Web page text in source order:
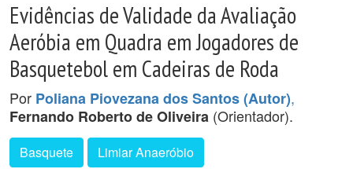
Evidências de Validade da Avaliação
Aeróbia em Quadra em Jogadores de
Basquetebol em Cadeiras de Roda
Por Poliana Piovezana dos Santos (Autor),
Fernando Roberto de Oliveira (Orientador).
Basquete Limiar Anaeróbio